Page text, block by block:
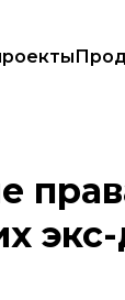
и российскому
экс-